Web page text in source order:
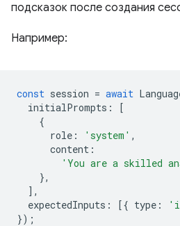
подсказок после создания
Например:
const session = await
initialPrompts :
[
{
role : 'system' ,
content :
'You are a skilled
},
],
expectedInputs : [{ type :
});